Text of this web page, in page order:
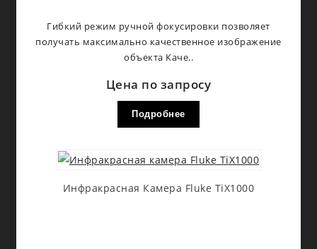
Гибкий режим ручной фокусировки позволяет
получать максимально качественное изображение
объекта Каче..
Цена по запросу
Подробнее
Инфракрасная Камера Fluke TiX1000